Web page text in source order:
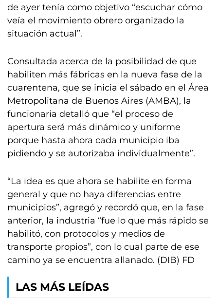
de ayer tenía como objetivo “escuchar cómo
veía el movimiento obrero organizado la
situación actual”.
Consultada acerca de la posibilidad de que
habiliten más fábricas en la nueva fase de la
cuarentena, que se inicia el sábado en el Área
Metropolitana de Buenos Aires (AMBA), la
funcionaria detalló que “el proceso de
apertura será más dinámico y uniforme
porque hasta ahora cada municipio iba
pidiendo y se autorizaba individualmente”.
“La idea es que ahora se habilite en forma
general y que no haya diferencias entre
municipios”, agregó y recordó que, en la fase
anterior, la industria “fue lo que más rápido se
habilitó, con protocolos y medios de
transporte propios”, con lo cual parte de ese
camino ya se encuentra allanado. (DIB) FD
LAS MÁS LEÍDAS